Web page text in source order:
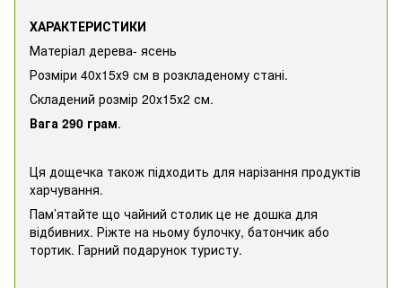
ХАРАКТЕРИСТИКИ
Матеріал дерева- ясень
Розміри 40х15х9 см в розкладеному стані.
Складений розмір 20х15х2 см.
Вага 290 грам.
Ця дощечка також підходить для нарізання продуктів
харчування.
Пам’ятайте що чайний столик це не дошка для
відбивних. Ріжте на ньому булочку, батончик або
тортик. Гарний подарунок туристу.